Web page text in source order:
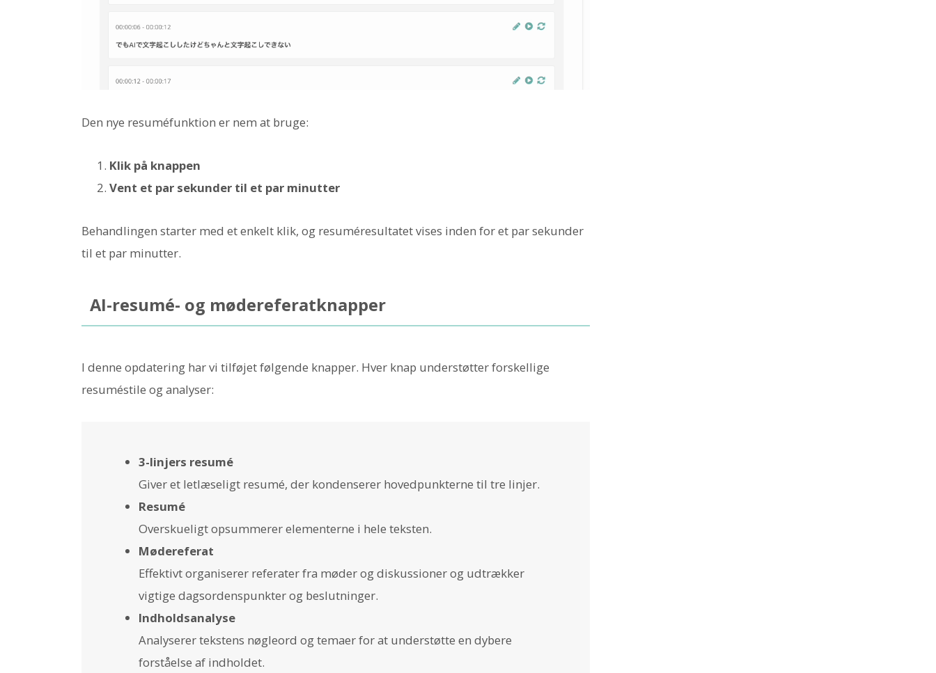
Den nye resuméfunktion er nem at bruge:
Klik på knappen
Vent et par sekunder til et par minutter
Behandlingen starter med et enkelt klik, og resuméresultatet vises inden for et par sekunder
til et par minutter.
AI-resumé- og mødereferatknapper
I denne opdatering har vi tilføjet følgende knapper. Hver knap understøtter forskellige
resuméstile og analyser:
3-linjers resumé
Giver et letlæseligt resumé, der kondenserer hovedpunkterne til tre linjer.
Resumé
Overskueligt opsummerer elementerne i hele teksten.
Mødereferat
Effektivt organiserer referater fra møder og diskussioner og udtrækker
vigtige dagsordenspunkter og beslutninger.
Indholdsanalyse
Analyserer tekstens nøgleord og temaer for at understøtte en dybere
forståelse af indholdet.